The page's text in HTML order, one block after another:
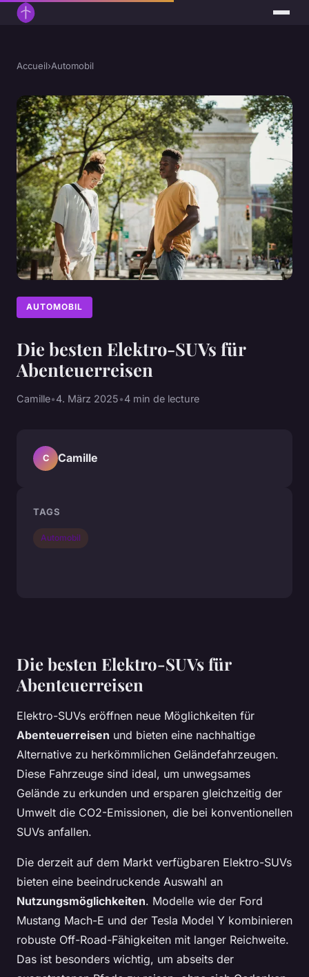
Accueil›Automobil
AUTOMOBIL
Die besten Elektro-SUVs für
Abenteuerreisen
Camille•4. März 2025•4 min de lecture
Die besten Elektro-SUVs für
Abenteuerreisen
Elektro-SUVs eröffnen neue Möglichkeiten für
Abenteuerreisen und bieten eine nachhaltige
Alternative zu herkömmlichen Geländefahrzeugen.
Diese Fahrzeuge sind ideal, um unwegsames
Gelände zu erkunden und ersparen gleichzeitig der
Umwelt die CO2-Emissionen, die bei konventionellen
SUVs anfallen.
Die derzeit auf dem Markt verfügbaren Elektro-SUVs
bieten eine beeindruckende Auswahl an
Nutzungsmöglichkeiten. Modelle wie der Ford
Mustang Mach-E und der Tesla Model Y kombinieren
robuste Off-Road-Fähigkeiten mit langer Reichweite.
Das ist besonders wichtig, um abseits der
C Camille
TAGS
Automobil